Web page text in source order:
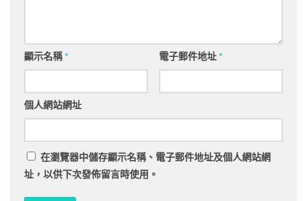
顯示名稱* 電子郵件地址*
個人網站網址
在瀏覽器中儲存顯示名稱、電子郵件地址及個人網站網
址，以供下次發佈留言時使用。